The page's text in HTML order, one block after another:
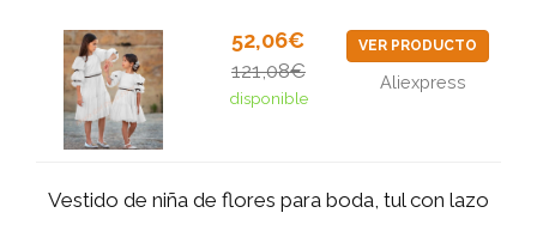
52,06€
121,08€
disponible
VER PRODUCTO
Aliexpress
Vestido de niña de flores para boda, tul con lazo